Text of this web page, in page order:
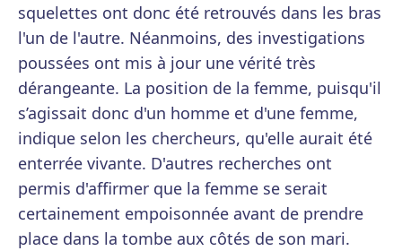
squelettes ont donc été retrouvés dans les bras
l'un de l'autre. Néanmoins, des investigations
poussées ont mis à jour une vérité très
dérangeante. La position de la femme, puisqu'il
s’agissait donc d'un homme et d'une femme,
indique selon les chercheurs, qu'elle aurait été
enterrée vivante. D'autres recherches ont
permis d'affirmer que la femme se serait
certainement empoisonnée avant de prendre
place dans la tombe aux côtés de son mari.